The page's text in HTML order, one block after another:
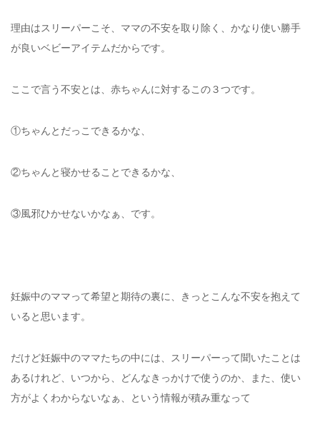
理由はスリーパーこそ、ママの不安を取り除く、かなり使い勝手
が良いベビーアイテムだからです。
ここで言う不安とは、赤ちゃんに対するこの３つです。
①ちゃんとだっこできるかな、
②ちゃんと寝かせることできるかな、
③風邪ひかせないかなぁ、です。
妊娠中のママって希望と期待の裏に、きっとこんな不安を抱えて
いると思います。
だけど妊娠中のママたちの中には、スリーパーって聞いたことは
あるけれど、いつから、どんなきっかけで使うのか、また、使い
方がよくわからないなぁ、という情報が積み重なって